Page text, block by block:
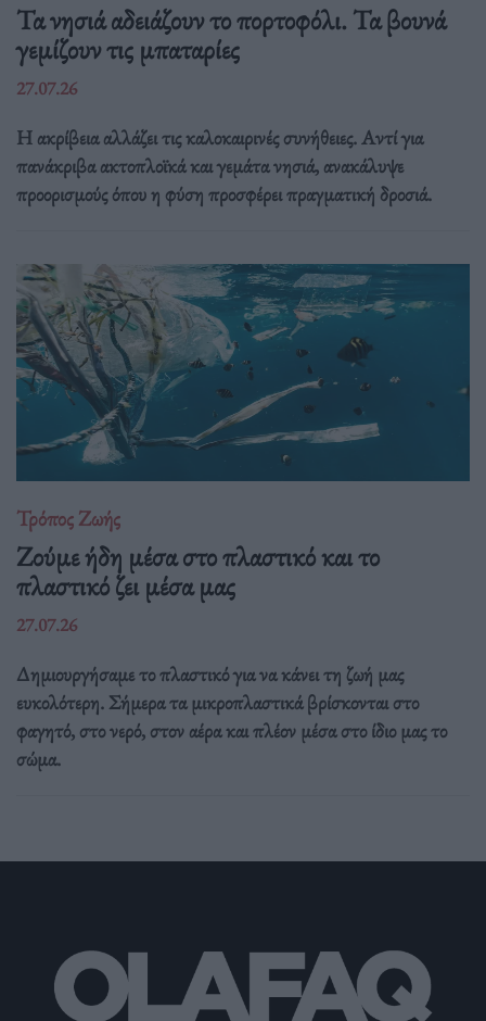
Τα νησιά αδειάζουν το πορτοφόλι. Τα βουνά
γεμίζουν τις μπαταρίες
27.07.26
Η ακρίβεια αλλάζει τις καλοκαιρινές συνήθειες. Αντί για
πανάκριβα ακτοπλοϊκά και γεμάτα νησιά, ανακάλυψε
προορισμούς όπου η φύση προσφέρει πραγματική δροσιά.
Τρόπος Ζωής
Ζούμε ήδη μέσα στο πλαστικό και το
πλαστικό ζει μέσα μας
27.07.26
Δημιουργήσαμε το πλαστικό για να κάνει τη ζωή μας
ευκολότερη. Σήμερα τα μικροπλαστικά βρίσκονται στο
φαγητό, στο νερό, στον αέρα και πλέον μέσα στο ίδιο μας το
σώμα.